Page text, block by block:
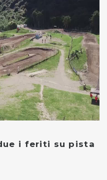
i feriti su pista